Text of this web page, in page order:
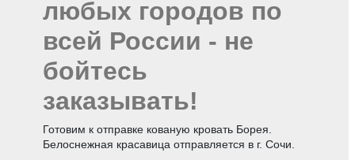
любых городов по
всей России - не
бойтесь
заказывать!
Готовим к отправке кованую кровать Борея.
Белоснежная красавица отправляется в г. Сочи.